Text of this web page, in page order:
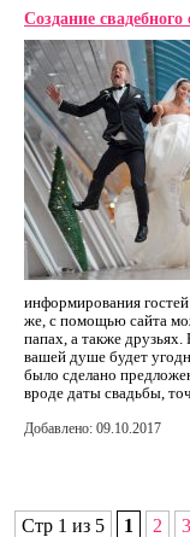
Создание
информирования
же, с помощью сайта
папах, а также друзьях.
вашей душе будет
было сделано
вроде даты свадьбы,
Добавлено: 09.10.2017
Стр 1 из 5 1 2 3